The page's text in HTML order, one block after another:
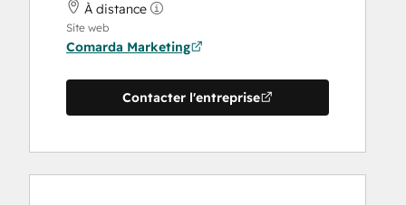
À distance
Site web
Comarda Marketing
Contacter l'entreprise